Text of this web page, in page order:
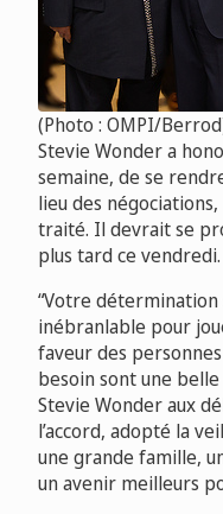
(Photo : OMPI/
Stevie Wonder a
semaine, de se
lieu des
traité. Il devrait se
plus tard ce vendredi.
“Votre
inébranlable pour
faveur des
besoin sont une belle
Stevie Wonder aux
l’accord, adopté la
une grande famille,
un avenir meilleurs